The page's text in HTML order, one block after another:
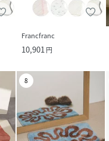
Francfranc
10,901円
8